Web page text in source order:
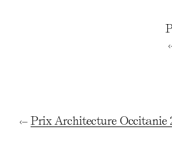
Prix Architecture Occitanie